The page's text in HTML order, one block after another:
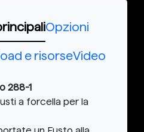
Opzioni
e risorseVideo
288-1
a forcella per la